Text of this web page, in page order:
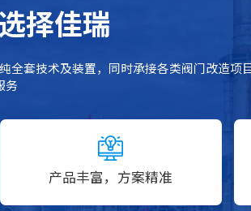
择佳瑞
套技术及装置，同时承接各类阀门改造项
务
产品丰富，方案精准